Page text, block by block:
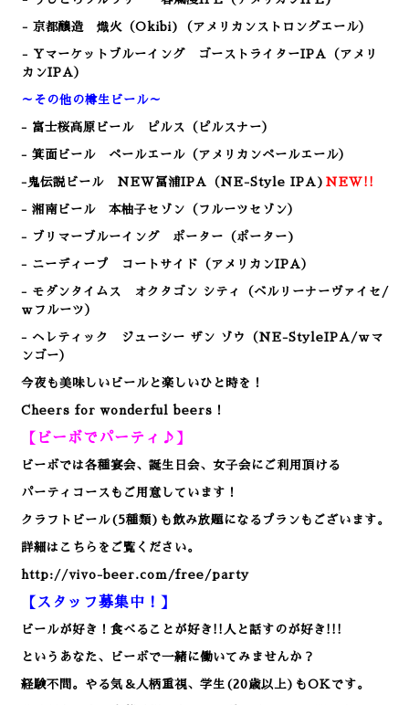
- 京都醸造 熾火（Okibi)（アメリカンストロングエール）
- Yマーケットブルーイング ゴーストライターIPA（アメリ
カンIPA）
～その他の樽生ビール～
- 富士桜高原ビール ピルス（ピルスナー）
- 箕面ビール ペールエール（アメリカンペールエール）
-鬼伝説ビール NEW冨浦IPA（NE-Style IPA) NEW!!
- 湘南ビール 本柚子セゾン（フルーツセゾン）
- ブリマーブルーイング ポーター（ポーター)
- ニーディープ コートサイド（アメリカンIPA）
- モダンタイムス オクタゴン シティ（ベルリーナーヴァイセ/
ｗフルーツ）
- ヘレティック ジューシー ザン ゾウ
（NE-StyleIPA/ｗマ
ンゴー）
今夜も美味しいビールと楽しいひと時を！
Cheers for wonderful beers！
【ビーボでパーティ♪】
ビーボでは各種宴会、誕生日会、女子会にご利用頂ける
パーティコースもご用意しています！
クラフトビール(5種類)も飲み放題になるプランもございます。
詳細はこちらをご覧ください。
http://vivo-beer.com/free/party
【スタッフ募集中！】
ビールが好き！食べることが好き!!人と話すのが好き!!!
というあなた、ビーボで一緒に働いてみませんか？
経験不問。やる気＆人柄重視、学生(20歳以上)もOKです。